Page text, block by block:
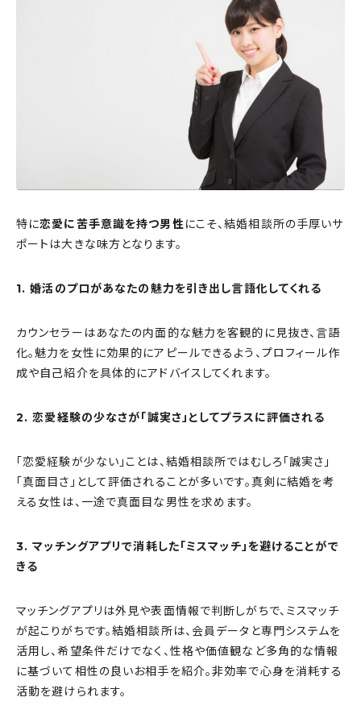
特に恋愛に苦手意識を持つ男性にこそ、結婚相談所の手厚いサ
ポートは大きな味方となります。
1. 婚活のプロがあなたの魅力を引き出し言語化してくれる
カウンセラーはあなたの内面的な魅力を客観的に見抜き、言語
化。魅力を女性に効果的にアピールできるよう、プロフィール作
成や自己紹介を具体的にアドバイスしてくれます。
2. 恋愛経験の少なさが「誠実さ」としてプラスに評価される
「恋愛経験が少ない」ことは、結婚相談所ではむしろ「誠実さ」
「真面目さ」として評価されることが多いです。真剣に結婚を考
える女性は、一途で真面目な男性を求めます。
3. マッチングアプリで消耗した「ミスマッチ」を避けることがで
きる
マッチングアプリは外見や表面情報で判断しがちで、ミスマッチ
が起こりがちです。結婚相談所は、会員データと専門システムを
活用し、希望条件だけでなく、性格や価値観など多角的な情報
に基づいて相性の良いお相手を紹介。非効率で心身を消耗する
活動を避けられます。